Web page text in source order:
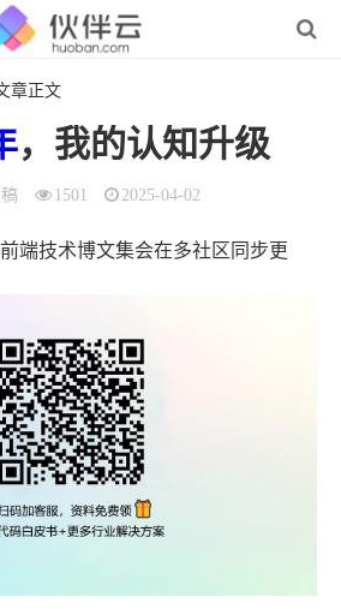
章正文
，我的认知升级
1501 2025-04-02
端技术博文集会在多社区同步更